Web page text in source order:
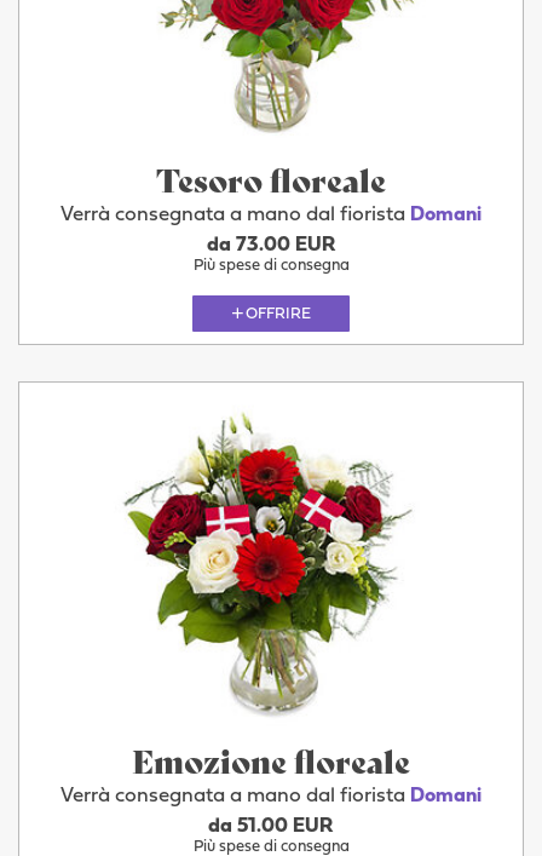
Tesoro floreale
Verrà consegnata a mano dal fiorista Domani
da 73.00 EUR
Più spese di consegna
OFFRIRE
Emozione floreale
Verrà consegnata a mano dal fiorista Domani
da 51.00 EUR
Più spese di consegna